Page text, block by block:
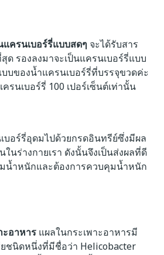
แครนเบอร์รี่แบบสดๆ จะได้รับสาร
รองลงมาจะเป็นแครนเบอร์รี่แบบ
บของน้ำแครนเบอร์รี่ที่บรรจุขวดค่ะ
รนเบอร์รี่ 100 เปอร์เซ็นต์เท่านั้น
บอร์รี่อุดมไปด้วยกรดอินทรีย์ซึ่งมีผล
นร่างกายเรา ดังนั้นจึงเป็นส่งผลที่ดี
น้ำหนักและต้องการควบคุมน้ำหนัก
ะอาหาร แผลในกระเพาะอาหารมี
ชนิดหนึ่งที่มีชื่อว่า Helicobacter